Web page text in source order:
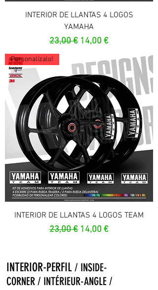
INTERIOR DE LLANTAS 4 LOGOS
YAMAHA
Prix original
23,00 € Prix promotionnel
14,00 €
Personalízalo!
INTERIOR DE LLANTAS 4 LOGOS TEAM
Prix original
23,00 € Prix promotionnel
14,00 €
INTERIOR-PERFIL / INSIDE-
CORNER / INTÉRIEUR-ANGLE /